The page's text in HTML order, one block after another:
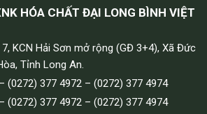
HÓA CHẤT ĐẠI LONG BÌNH VIỆT
KCN Hải Sơn mở rộng (GĐ 3+4), Xã Đức
Tỉnh Long An.
(0272) 377 4972 – (0272) 377 4974
(0272) 377 4972 – (0272) 377 4974